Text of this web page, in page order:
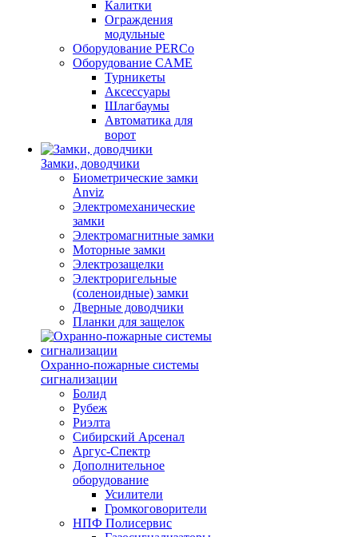
Калитки
Ограждения
модульные
Оборудование PERCo
Оборудование CAME
Турникеты
Аксессуары
Шлагбаумы
Автоматика для
ворот
Замки, доводчики
Биометрические замки
Anviz
Электромеханические
замки
Электромагнитные замки
Моторные замки
Электрозащелки
Электроригельные
(cоленоидные) замки
Дверные доводчики
Планки для защелок
Охранно-пожарные системы
сигнализации
Болид
Рубеж
Риэлта
Сибирский Арсенал
Аргус-Спектр
Дополнительное
оборудование
Усилители
Громкоговорители
НПФ Полисервис